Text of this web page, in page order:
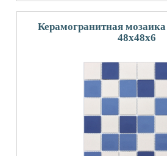
Керамогранитная
48x48x6